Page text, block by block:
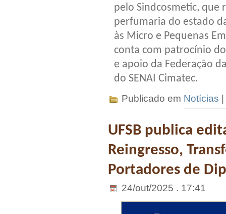
pelo Sindcosmetic, que
perfumaria do estado
às Micro e Pequenas
conta com patrocínio do
e apoio da Federação
do SENAI Cimatec.
Publicado em Notícias |
UFSB publica
Reingresso,
Portadores de
24/out/2025 . 17:41